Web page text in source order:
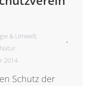
& Umwelt,
2014
Schutz der